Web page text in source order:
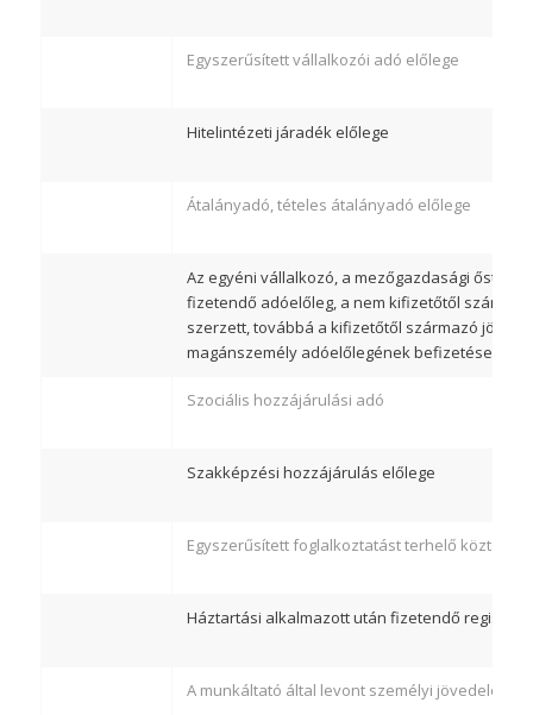
Egyszerűsített vállalkozói adó előlege
Hitelintézeti járadék előlege
Átalányadó, tételes átalányadó előlege
Az egyéni vállalkozó, a mezőgazdasági
fizetendő adóelőleg, a nem kifizetőtől
szerzett, továbbá a kifizetőtől származó
magánszemély adóelőlegének befizetése
Szociális hozzájárulási adó
Szakképzési hozzájárulás előlege
Egyszerűsített foglalkoztatást terhelő közteher
Háztartási alkalmazott után fizetendő
A munkáltató által levont személyi